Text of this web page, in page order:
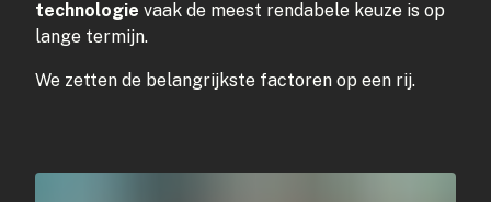
technologie vaak de meest rendabele keuze is op
lange termijn.
We zetten de belangrijkste factoren op een rij.